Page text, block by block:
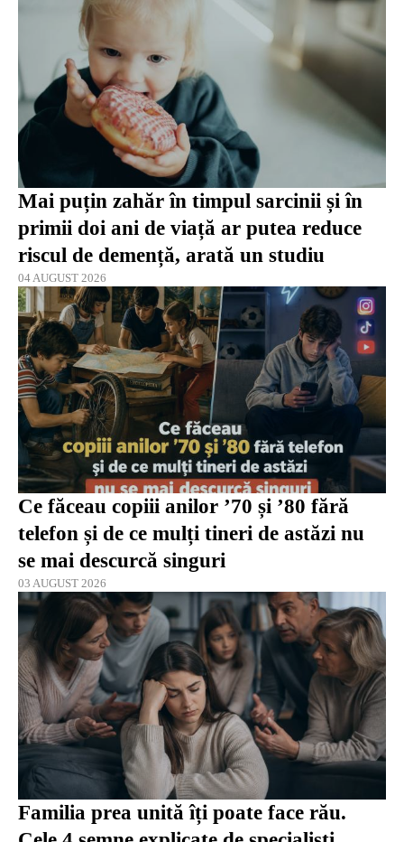
Mai puțin zahăr în timpul sarcinii și în
primii doi ani de viață ar putea reduce
riscul de demență, arată un studiu
04 AUGUST 2026
Ce făceau copiii anilor ’70 și ’80 fără
telefon și de ce mulți tineri de astăzi nu
se mai descurcă singuri
03 AUGUST 2026
Familia prea unită îți poate face rău.